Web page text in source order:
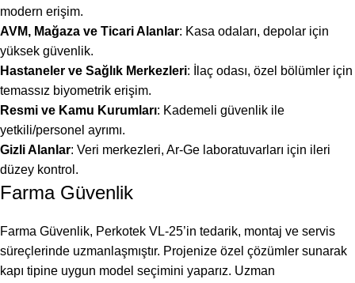
modern erişim.
AVM, Mağaza ve Ticari Alanlar: Kasa odaları, depolar için
yüksek güvenlik.
Hastaneler ve Sağlık Merkezleri: İlaç odası, özel bölümler için
temassız biyometrik erişim.
Resmi ve Kamu Kurumları: Kademeli güvenlik ile
yetkili/personel ayrımı.
Gizli Alanlar: Veri merkezleri, Ar-Ge laboratuvarları için ileri
düzey kontrol.
Farma Güvenlik
Farma Güvenlik, Perkotek VL-25’in tedarik, montaj ve servis
süreçlerinde uzmanlaşmıştır. Projenize özel çözümler sunarak
kapı tipine uygun model seçimini yaparız. Uzman